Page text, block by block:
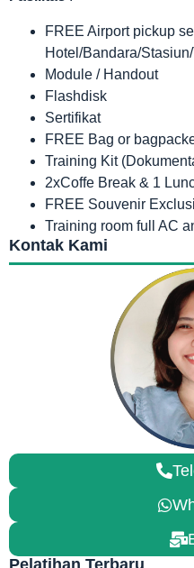
FREE Airport pickup
Hotel/Bandara/
Module / Handout
Flashdisk
Sertifikat
FREE Bag or
Training Kit
2xCoffe Break & 1
FREE Souvenir
Training room full AC
Kontak Kami